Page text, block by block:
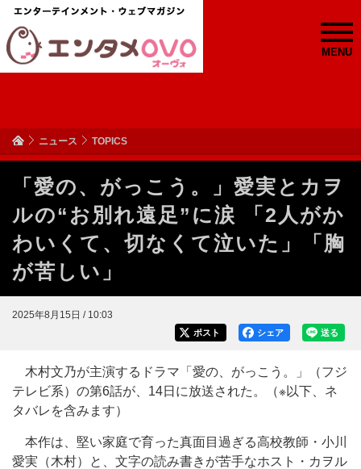
MENU
ニュース TOPICS
「愛の、がっこう。」愛実とカヲ
ルの“お別れ遠足”に涙 「2人がか
わいくて、切なくて泣いた」「胸
が苦しい」
2025年8月15日 / 10:03
送る
シェア
ポスト
木村文乃が主演するドラマ「愛の、がっこう。」（フジ
テレビ系）の第6話が、14日に放送された。（※以下、ネ
タバレを含みます）
本作は、堅い家庭で育った真面目過ぎる高校教師・小川
愛実（木村）と、文字の読み書きが苦手なホスト・カヲル